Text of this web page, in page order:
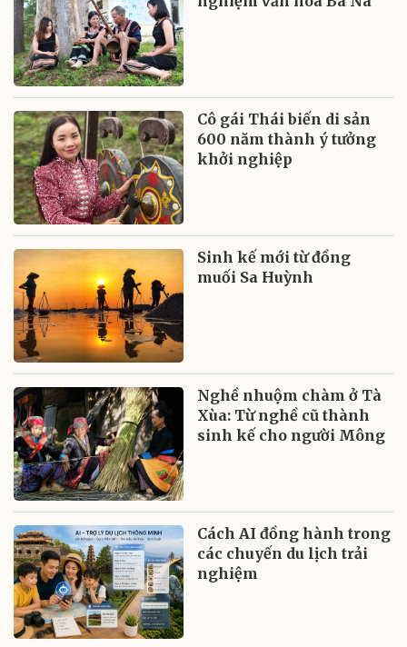
Cô gái Thái biến di sản
600 năm thành ý tưởng
khởi nghiệp
Sinh kế mới từ đồng
muối Sa Huỳnh
Nghề nhuộm chàm ở Tà
Xùa: Từ nghề cũ thành
sinh kế cho người Mông
Cách AI đồng hành trong
các chuyến du lịch trải
nghiệm